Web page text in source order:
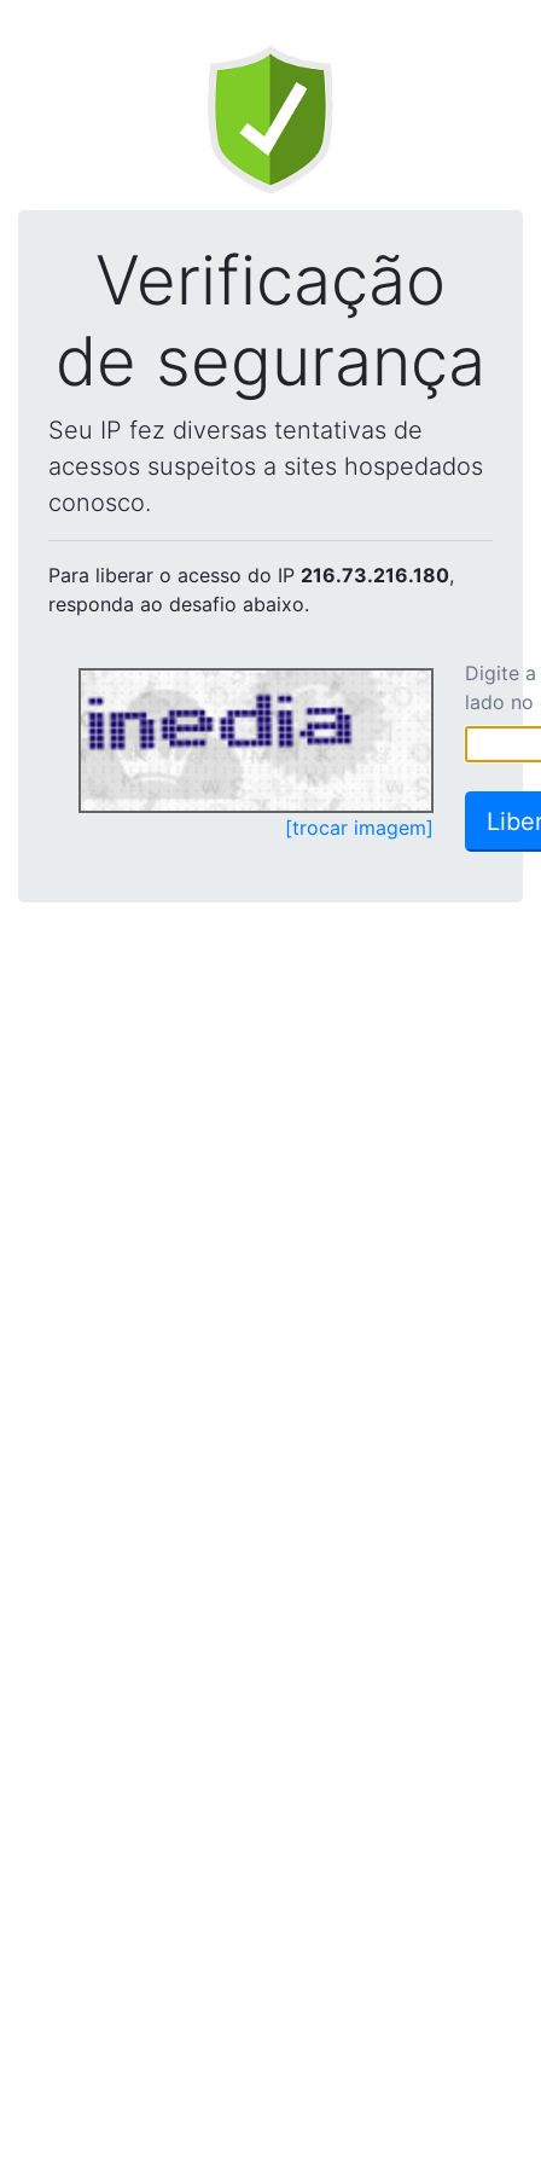
Verificação
de segurança
Seu IP fez diversas tentativas de
acessos suspeitos a sites hospedados
conosco.
Para liberar o acesso do IP 216.73.216.180,
responda ao desafio abaixo.
[trocar imagem]
Digite
lado no